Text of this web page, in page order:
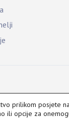
prilikom posjete
ili opcije za